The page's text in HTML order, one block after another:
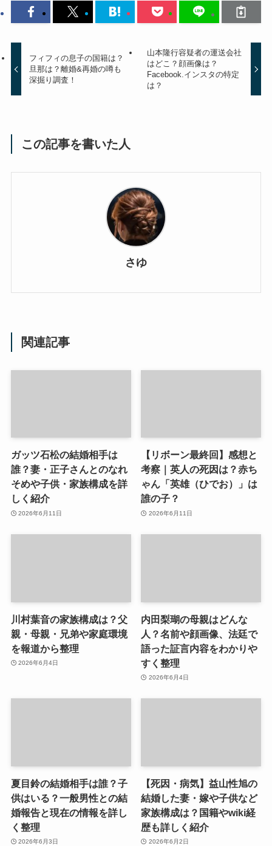
フィフィの息子の国籍は？
旦那は？離婚&再婚の噂も
深掘り調査！
山本隆行容疑者の運送会社
はどこ？顔画像は？
Facebook.インスタの特定
は？
この記事を書いた人
さゆ
関連記事
ガッツ石松の結婚相手は
誰？妻・正子さんとのなれ
そめや子供・家族構成を詳
しく紹介
2026年6月11日
【リボーン最終回】感想と
考察｜英人の死因は？赤ち
ゃん「英雄（ひでお）」は
誰の子？
2026年6月11日
川村葉音の家族構成は？父
親・母親・兄弟や家庭環境
を報道から整理
2026年6月4日
内田梨瑚の母親はどんな
人？名前や顔画像、法廷で
語った証言内容をわかりや
すく整理
2026年6月4日
夏目鈴の結婚相手は誰？子
供はいる？一般男性との結
婚報告と現在の情報を詳し
く整理
2026年6月3日
【死因・病気】益山性旭の
結婚した妻・嫁や子供など
家族構成は？国籍やwiki経
歴も詳しく紹介
2026年6月2日